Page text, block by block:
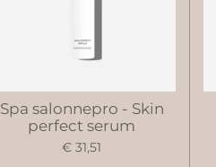
Spa salonnepro - Skin
perfect serum
€ 31,51